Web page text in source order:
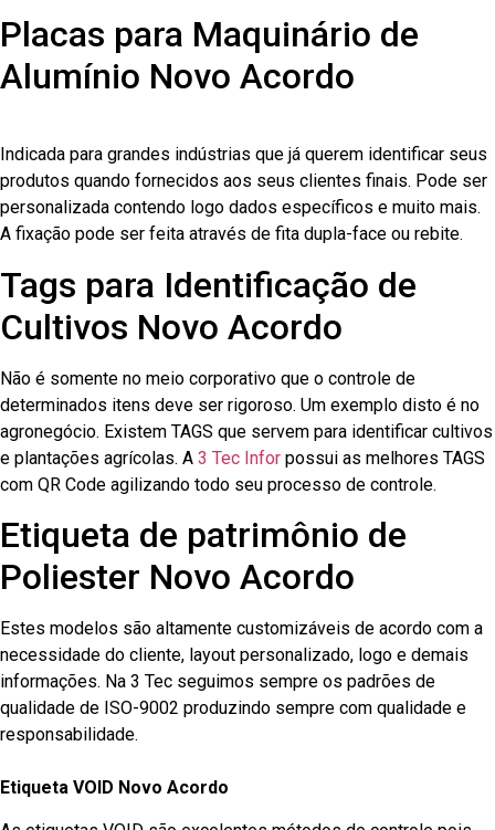
Placas para Maquinário de
Alumínio Novo Acordo
Indicada para grandes indústrias que já querem identificar seus
produtos quando fornecidos aos seus clientes finais. Pode ser
personalizada contendo logo dados específicos e muito mais.
A fixação pode ser feita através de fita dupla-face ou rebite.
Tags para Identificação de
Cultivos Novo Acordo
Não é somente no meio corporativo que o controle de
determinados itens deve ser rigoroso. Um exemplo disto é no
agronegócio. Existem TAGS que servem para identificar cultivos
e plantações agrícolas. A 3 Tec Infor possui as melhores TAGS
com QR Code agilizando todo seu processo de controle.
Etiqueta de patrimônio de
Poliester Novo Acordo
Estes modelos são altamente customizáveis de acordo com a
necessidade do cliente, layout personalizado, logo e demais
informações. Na 3 Tec seguimos sempre os padrões de
qualidade de ISO-9002 produzindo sempre com qualidade e
responsabilidade.
Etiqueta VOID Novo Acordo